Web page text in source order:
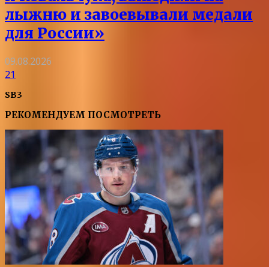
лыжню и завоевывали медали
для России»
09.08.2026
21
SB3
РЕКОМЕНДУЕМ ПОСМОТРЕТЬ